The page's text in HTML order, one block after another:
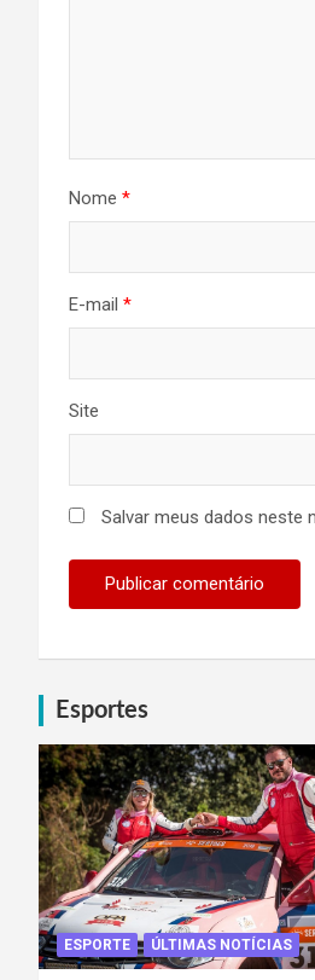
Nome *
E-mail *
Site
Salvar meus dados neste
Esportes
ESPORTE ÚLTIMAS NOTÍCIAS